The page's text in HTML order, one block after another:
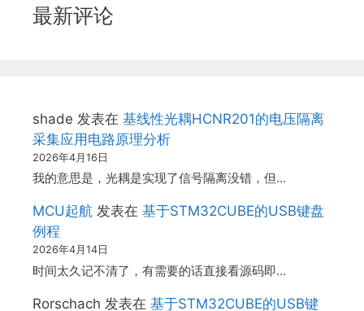
最新评论
shade 发表在 基线性光耦HCNR201的电压隔离
采集应用电路原理分析
2026年4月16日
我的意思是，光耦是实现了信号隔离没错，但…
MCU起航 发表在 基于STM32CUBE的USB键盘
例程
2026年4月14日
时间太久记不清了，有需要的话直接看源码即…
Rorschach 发表在 基于STM32CUBE的USB键